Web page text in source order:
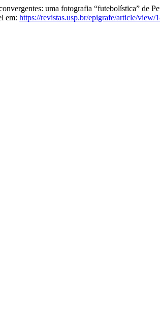
uma fotografia “futebolística” de
em: https://revistas.usp.br/epigrafe/article/view/